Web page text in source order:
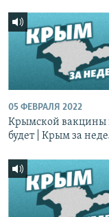
05 ФЕВРАЛЯ 2022
Крымской вакцины
будет | Крым за